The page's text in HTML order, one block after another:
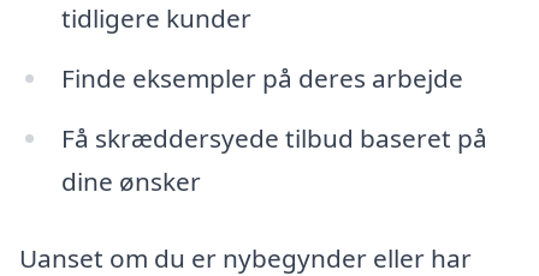
tidligere kunder
Finde eksempler på deres arbejde
Få skræddersyede tilbud baseret på
dine ønsker
Uanset om du er nybegynder eller har